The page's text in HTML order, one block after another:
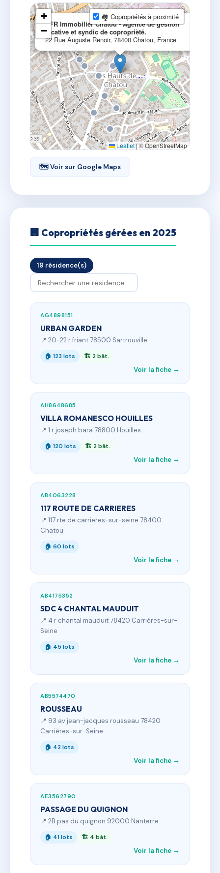
AFR Immobilier Chatou - Agence de gestion
locative et syndic de coproprièté.
22 Rue Auguste Renoir, 78400 Chatou, France
+
−
🏘 Copropriétés à proximité
Leaflet|© OpenStreetMap
🗺 Voir sur Google Maps
🏢 Copropriétés gérées en 2025
19 résidence(s)
AG4898151
URBAN GARDEN
📍 20-22 r friant 78500 Sartrouville
🏠 123 lots 🏗 2 bât.
Voir la fiche →
AH8648685
VILLA ROMANESCO HOUILLES
📍 1 r joseph bara 78800 Houilles
🏠 120 lots 🏗 2 bât.
Voir la fiche →
AB4063228
117 ROUTE DE CARRIERES
📍 117 rte de carrieres-sur-seine 78400
Chatou
🏠 60 lots
Voir la fiche →
AB4175352
SDC 4 CHANTAL MAUDUIT
📍 4 r chantal mauduit 78420 Carrières-sur-
Seine
🏠 45 lots
Voir la fiche →
AB5574470
ROUSSEAU
📍 93 av jean-jacques rousseau 78420
Carrières-sur-Seine
🏠 42 lots
Voir la fiche →
AE3562790
PASSAGE DU QUIGNON
📍 2B pas du quignon 92000 Nanterre
🏠 41 lots 🏗 4 bât.
Voir la fiche →